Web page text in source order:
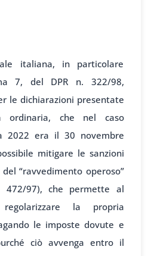
italiana, in particolare
7, del DPR n. 322/98,
le dichiarazioni presentate
ordinaria, che nel caso
2022 era il 30 novembre
mitigare le sanzioni
“ravvedimento operoso”
472/97), che permette al
la propria
le imposte dovute e
ciò avvenga entro il